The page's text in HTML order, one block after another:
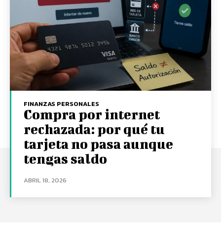
FINANZAS PERSONALES
Compra por internet
rechazada: por qué tu
tarjeta no pasa aunque
tengas saldo
ABRIL 18, 2026